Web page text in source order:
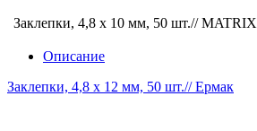
Заклепки, 4,8 х 10 мм, 50 шт.// MATRIX
Описание
Заклепки, 4,8 х 12 мм, 50 шт.// Ермак